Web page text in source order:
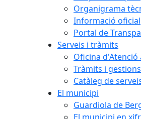
Organigrama
Informació oficial
Portal de
Serveis i tràmits
Oficina d'Atenció
Tràmits i gestions
Catàleg de
El municipi
Guardiola de